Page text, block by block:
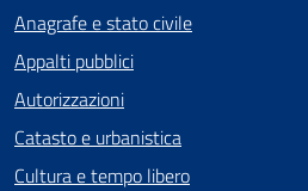
Anagrafe e stato civile
Appalti pubblici
Autorizzazioni
Catasto e urbanistica
Cultura e tempo libero